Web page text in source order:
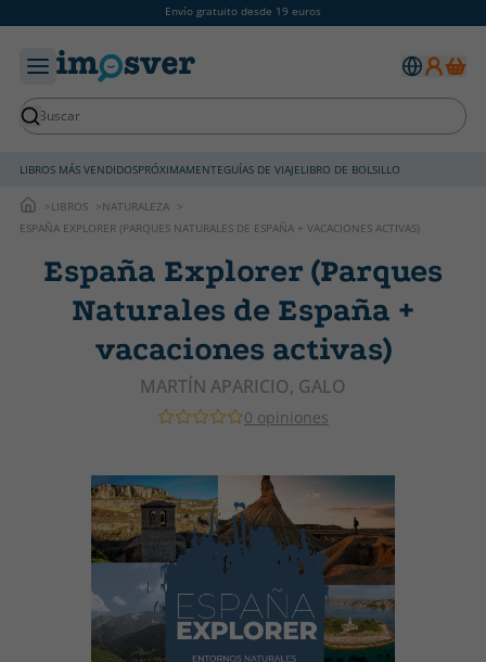
Envío gratuito desde 19 euros
LIBROS MÁS VENDIDOSPRÓXIMAMENTEGUÍAS DE VIAJELIBRO DE BOLSILLO
LIBROS
NATURALEZA
ESPAÑA EXPLORER (PARQUES NATURALES DE ESPAÑA + VACACIONES ACTIVAS)
España Explorer (Parques
Naturales de España +
vacaciones activas)
MARTÍN APARICIO, GALO
0 opiniones